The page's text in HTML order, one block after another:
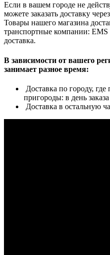
Если в вашем городе не
можете заказать доставку
Товары нашего магазина
транспортные компании:
доставка.
В зависимости от вашего
занимает разное время:
Доставка по городу,
пригороды: в день
Доставка в остальную